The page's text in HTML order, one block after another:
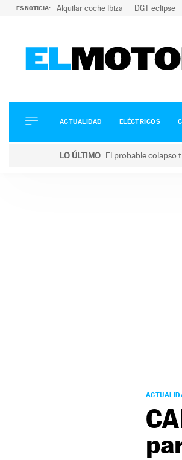
ES NOTICIA: Alquilar coche Ibiza DGT eclipse
ELÉCTRICOS
CONDUCIR
ACTUALIDAD ELÉCTRICOS
LO ÚLTIMO El probable colapso